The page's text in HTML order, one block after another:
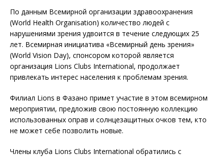
По данным Всемирной организации здравоохранения
(World Health Organisation) количество людей с
нарушениями зрения удвоится в течение следующих 25
лет. Всемирная инициатива «Всемирный день зрения»
(World Vision Day), спонсором которой является
организация Lions Clubs International, продолжает
привлекать интерес населения к проблемам зрения.
Филиал Lions в Фазано примет участие в этом всемирном
мероприятии, предложив свою постоянную коллекцию
использованных оправ и солнцезащитных очков тем, кто
не может себе позволить новые.
Члены клуба Lions Clubs International обратились с